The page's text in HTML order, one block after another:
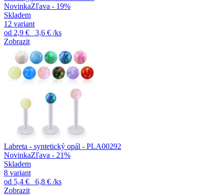
NovinkaZľava - 19%
Skladem
12 variant
od 2,9 € 3,6 € /ks
Zobrazit
Labreta - syntetický opál - PLA00292
NovinkaZľava - 21%
Skladem
8 variant
od 5,4 € 6,8 € /ks
Zobrazit